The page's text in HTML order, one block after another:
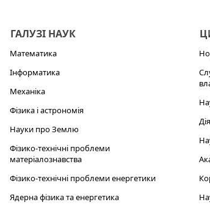
ГАЛУЗІ НАУК
Математика
Інформатика
Механіка
Фізика і астрономія
Науки про Землю
Фізико-технічні проблеми
матеріалознавства
Фізико-технічні проблеми енергетики
Ядерна фізика та енергетика